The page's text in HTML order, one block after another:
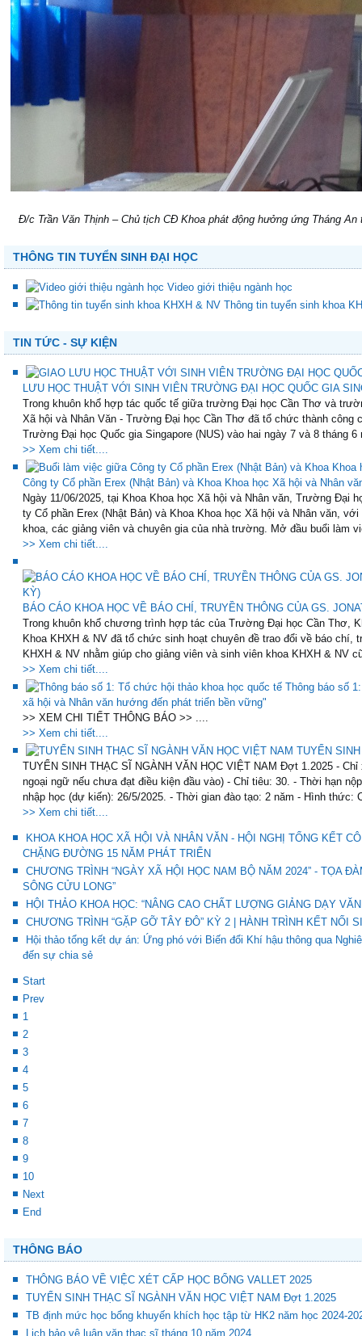
Đ/c Trần Văn Thịnh – Chủ tịch CĐ Khoa phát động hưởng ứng Tháng
THÔNG TIN TUYỂN SINH ĐẠI HỌC
Video giới thiệu ngành học
Thông tin tuyển sinh khoa
TIN TỨC - SỰ KIỆN
LƯU HỌC THUẬT VỚI SINH VIÊN TRƯỜNG ĐẠI HỌC QUỐC GIA
Trong khuôn khổ hợp tác quốc tế giữa trường Đại học Cần Thơ và
Xã hội và Nhân Văn - Trường Đại học Cần Thơ đã tổ chức thành
Trường Đại học Quốc gia Singapore (NUS) vào hai ngày 7 và 8 tháng 6
>> Xem chi tiết....
Công ty Cổ phần Erex (Nhật Bản) và Khoa Khoa học Xã hội và Nhân
Ngày 11/06/2025, tại Khoa Khoa học Xã hội và Nhân văn, Trường Đại
ty Cổ phần Erex (Nhật Bản) và Khoa Khoa học Xã hội và Nhân văn,
khoa, các giảng viên và chuyên gia của nhà trường. Mở đầu buổi làm
>> Xem chi tiết....
BÁO CÁO KHOA HỌC VỀ BÁO CHÍ, TRUYỀN THÔNG CỦA GS.
Trong khuôn khổ chương trình hợp tác của Trường Đại học Cần Thơ,
Khoa KHXH & NV đã tổ chức sinh hoạt chuyên đề trao đổi về báo chí,
KHXH & NV nhằm giúp cho giảng viên và sinh viên khoa KHXH & NV
>> Xem chi tiết....
Thông báo số
xã hội và Nhân văn hướng đến phát triển bền vững"
>> XEM CHI TIẾT THÔNG BÁO >> ....
>> Xem chi tiết....
TUYỂN
TUYỂN SINH THẠC SĨ NGÀNH VĂN HỌC VIỆT NAM Đợt 1.2025 -
ngoại ngữ nếu chưa đạt điều kiện đầu vào) - Chỉ tiêu: 30. - Thời hạn
nhập học (dự kiến): 26/5/2025. - Thời gian đào tạo: 2 năm - Hình thức:
>> Xem chi tiết....
KHOA KHOA HỌC XÃ HỘI VÀ NHÂN VĂN - HỘI NGHỊ TỔNG KẾT
CHẶNG ĐƯỜNG 15 NĂM PHÁT TRIỂN
CHƯƠNG TRÌNH “NGÀY XÃ HỘI HỌC NAM BỘ NĂM 2024” - TỌA
SÔNG CỬU LONG”
HỘI THẢO KHOA HỌC: “NÂNG CAO CHẤT LƯỢNG GIẢNG DẠY
CHƯƠNG TRÌNH “GẶP GỠ TÂY ĐÔ” KỲ 2 | HÀNH TRÌNH KẾT NỐI
Hội thảo tổng kết dự án: Ứng phó với Biến đổi Khí hậu thông qua
đến sự chia sẻ
Start
Prev
1
2
3
4
5
6
7
8
9
10
Next
End
THÔNG BÁO
THÔNG BÁO VỀ VIỆC XÉT CẤP HỌC BỔNG VALLET 2025
TUYỂN SINH THẠC SĨ NGÀNH VĂN HỌC VIỆT NAM Đợt 1.2025
TB định mức học bổng khuyến khích học tập từ HK2 năm học 2024-
Lịch bảo vệ luận văn thạc sĩ tháng 10 năm 2024